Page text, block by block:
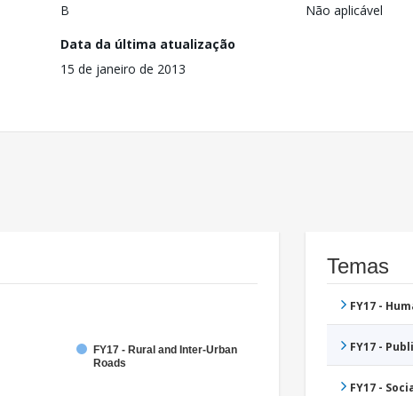
B
Não aplicável
Data da última atualização
15 de janeiro de 2013
FY17 - Rural and Inter-Urban
Roads
Temas
FY17 -
FY17 -
FY17 -